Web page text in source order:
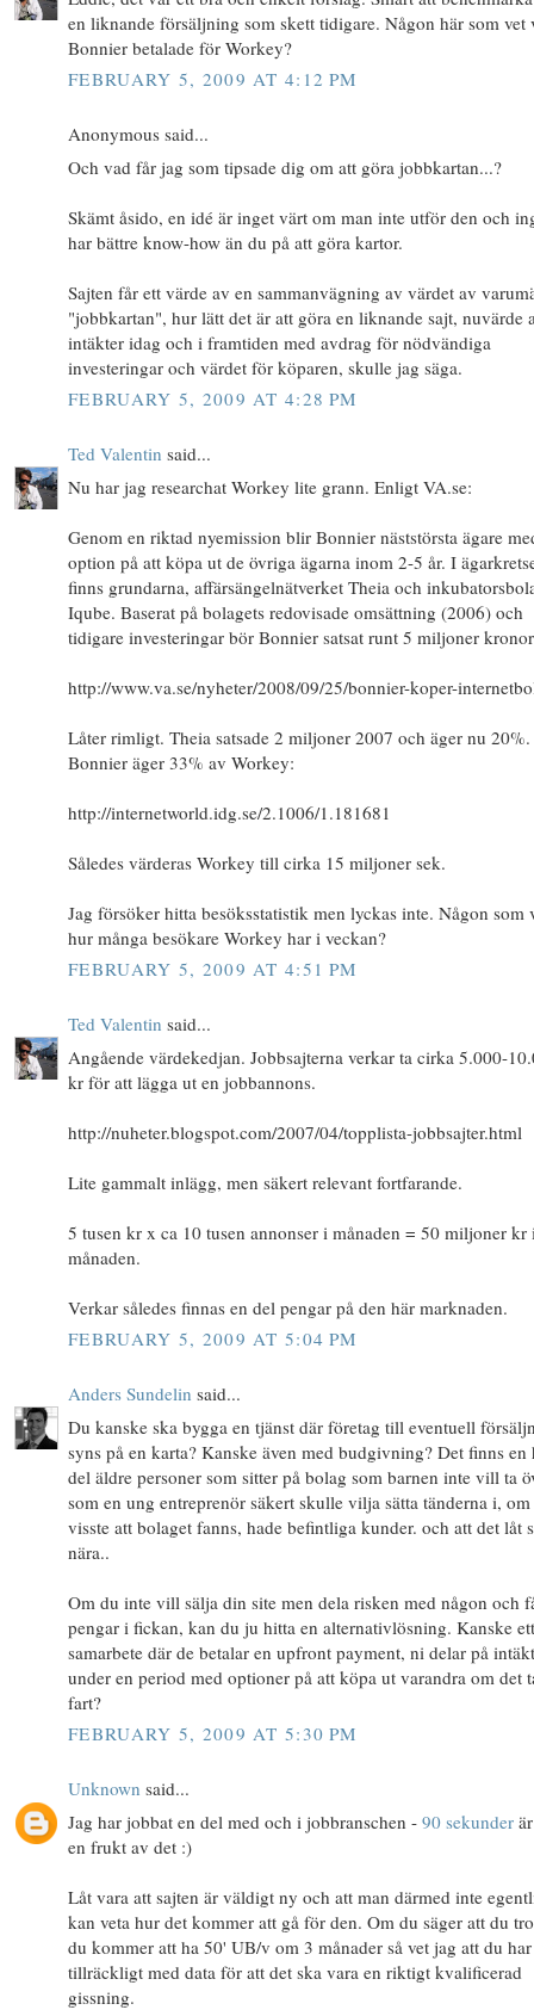
en liknande försäljning som skett tidigare. Någon här som vet
Bonnier betalade för Workey?
FEBRUARY 5, 2009 AT 4:12 PM
Anonymous said...
Och vad får jag som tipsade dig om att göra jobbkartan...?
Skämt åsido, en idé är inget värt om man inte utför den och
har bättre know-how än du på att göra kartor.
Sajten får ett värde av en sammanvägning av värdet av
"jobbkartan", hur lätt det är att göra en liknande sajt, nuvärde
intäkter idag och i framtiden med avdrag för nödvändiga
investeringar och värdet för köparen, skulle jag säga.
FEBRUARY 5, 2009 AT 4:28 PM
Ted Valentin said...
Nu har jag researchat Workey lite grann. Enligt VA.se:
Genom en riktad nyemission blir Bonnier näststörsta ägare
option på att köpa ut de övriga ägarna inom 2-5 år. I
finns grundarna, affärsängelnätverket Theia och
Iqube. Baserat på bolagets redovisade omsättning (2006) och
tidigare investeringar bör Bonnier satsat runt 5 miljoner
http://www.va.se/nyheter/2008/09/25/bonnier-koper-
Låter rimligt. Theia satsade 2 miljoner 2007 och äger nu 20%.
Bonnier äger 33% av Workey:
http://internetworld.idg.se/2.1006/1.181681
Således värderas Workey till cirka 15 miljoner sek.
Jag försöker hitta besöksstatistik men lyckas inte. Någon som
hur många besökare Workey har i veckan?
FEBRUARY 5, 2009 AT 4:51 PM
Ted Valentin said...
Angående värdekedjan. Jobbsajterna verkar ta cirka 5.000-
kr för att lägga ut en jobbannons.
http://nuheter.blogspot.com/2007/04/topplista-jobbsajter.html
Lite gammalt inlägg, men säkert relevant fortfarande.
5 tusen kr x ca 10 tusen annonser i månaden = 50 miljoner kr
månaden.
Verkar således finnas en del pengar på den här marknaden.
FEBRUARY 5, 2009 AT 5:04 PM
Anders Sundelin said...
Du kanske ska bygga en tjänst där företag till eventuell
syns på en karta? Kanske även med budgivning? Det finns en
del äldre personer som sitter på bolag som barnen inte vill ta
som en ung entreprenör säkert skulle vilja sätta tänderna i, om
visste att bolaget fanns, hade befintliga kunder. och att det låt
nära..
Om du inte vill sälja din site men dela risken med någon och
pengar i fickan, kan du ju hitta en alternativlösning. Kanske ett
samarbete där de betalar en upfront payment, ni delar på
under en period med optioner på att köpa ut varandra om det
fart?
FEBRUARY 5, 2009 AT 5:30 PM
Unknown said...
Jag har jobbat en del med och i jobbranschen - 90 sekunder
en frukt av det :)
Låt vara att sajten är väldigt ny och att man därmed inte
kan veta hur det kommer att gå för den. Om du säger att du
du kommer att ha 50' UB/v om 3 månader så vet jag att du har
tillräckligt med data för att det ska vara en riktigt kvalificerad
gissning.